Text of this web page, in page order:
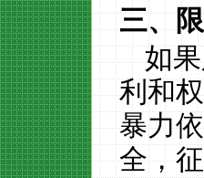
三、
如
利和
暴力
全，